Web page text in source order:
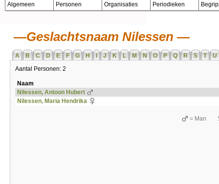
Algemeen Personen Organisaties Periodieken
Geslachtsnaam Nilessen
A B C D E F G H J K L M N O P Q R S T
U
Aantal Personen: 2
Naam
Nilessen, Antoon Hubert
Nilessen, Maria Hendrika
= Man